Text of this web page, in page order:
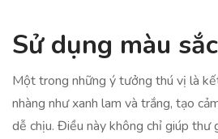
Sử dụng màu
Một trong những ý tưởng thú vị là
nhàng như xanh lam và trắng, tạo
dễ chịu. Điều này không chỉ giúp thư